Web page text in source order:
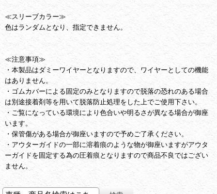
≪スリーブカラー≫
色はランダムとなり、指定できません。
≪注意事項≫
・本製品はダミーワイヤーとなりますので、ワイヤーとしての機能
はありません。
・ゴムカバーによる固定のみとなりますので脱落の恐れのある場合
は別途接着剤等を用いて脱落防止処理をした上でご使用下さい。
・ご覧になっている環境により色合いや明るさが異なる場合が御座
います。
・保管傷がある場合が御座いますので予めご了承ください。
・アウターガイドの一部に溶着痕のような物が御座いますがアウタ
ーガイドを固定する為の圧着痕となりますので商品不良ではござい
ません。